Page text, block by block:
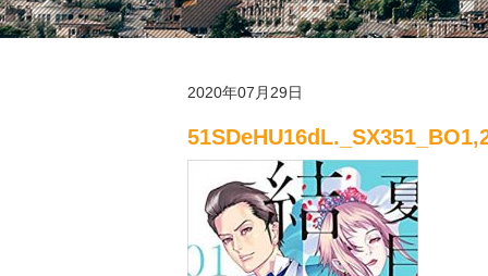
2020年07月29日